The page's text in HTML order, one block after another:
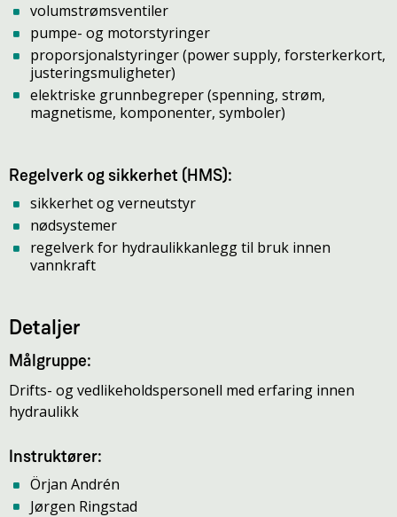
volumstrømsventiler
pumpe- og motorstyringer
proporsjonalstyringer (power supply, forsterkerkort,
justeringsmuligheter)
elektriske grunnbegreper (spenning, strøm,
magnetisme, komponenter, symboler)
Regelverk og sikkerhet (HMS):
sikkerhet og verneutstyr
nødsystemer
regelverk for hydraulikkanlegg til bruk innen
vannkraft
Detaljer
Målgruppe:
Drifts- og vedlikeholdspersonell med erfaring innen
hydraulikk
Instruktører:
Örjan Andrén
Jørgen Ringstad